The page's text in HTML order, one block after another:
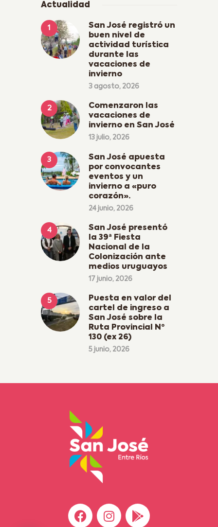
Actualidad
San José registró un
buen nivel de
actividad turística
durante las
vacaciones de
invierno
3 agosto, 2026
Comenzaron las
vacaciones de
invierno en San José
13 julio, 2026
San José apuesta
por convocantes
eventos y un
invierno a «puro
corazón».
24 junio, 2026
San José presentó
la 39ª Fiesta
Nacional de la
Colonización ante
medios uruguayos
17 junio, 2026
Puesta en valor del
cartel de ingreso a
San José sobre la
Ruta Provincial Nº
130 (ex 26)
5 junio, 2026